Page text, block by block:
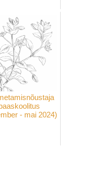
- mai 2024)